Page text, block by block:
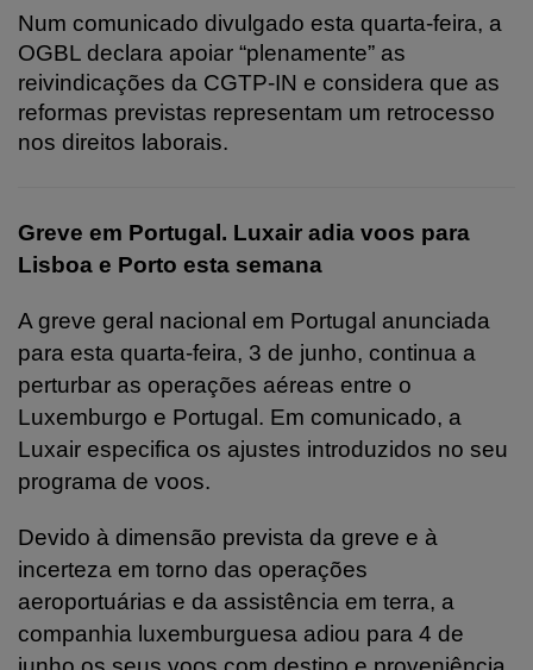
Num comunicado divulgado esta quarta-feira, a
OGBL declara apoiar “plenamente” as
reivindicações da CGTP-IN e considera que as
reformas previstas representam um retrocesso
nos direitos laborais.
Greve em Portugal. Luxair adia voos para
Lisboa e Porto esta semana
A greve geral nacional em Portugal anunciada
para esta quarta-feira, 3 de junho, continua a
perturbar as operações aéreas entre o
Luxemburgo e Portugal. Em comunicado, a
Luxair especifica os ajustes introduzidos no seu
programa de voos.
Devido à dimensão prevista da greve e à
incerteza em torno das operações
aeroportuárias e da assistência em terra, a
companhia luxemburguesa adiou para 4 de